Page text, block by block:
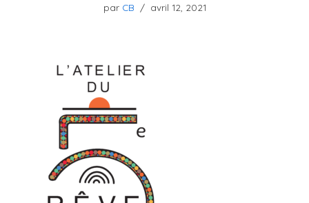
par CB avril 12, 2021